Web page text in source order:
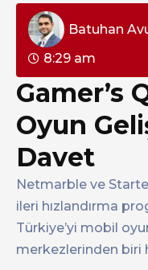
Batuhan
8:29 am
Gamer’s
Oyun
Davet
Netmarble ve
ileri hızlandırma
Türkiye’yi mobil
merkezlerinden biri